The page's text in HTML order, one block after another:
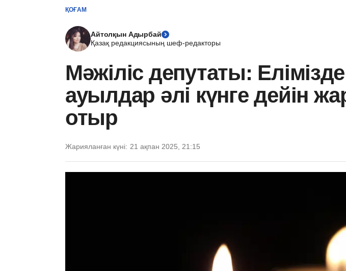
ҚОҒАМ
Айтолқын Адырбай
Қазақ редакциясының шеф-редакторы
Мәжіліс депутаты:
ауылдар әлі күнге дейін
отыр
Жарияланған күні: 21 ақпан 2025, 21:15